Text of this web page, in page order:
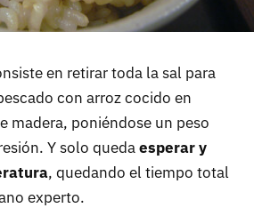
en retirar toda la sal para
con arroz cocido en
madera, poniéndose un peso
Y solo quedaesperar y
, quedando el tiempo total
experto.